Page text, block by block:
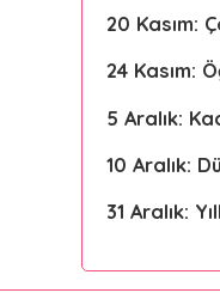
20 Kasım:
24 Kasım:
5 Aralık:
10 Aralık:
31 Aralık: